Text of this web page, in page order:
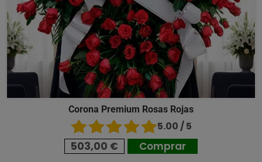
Corona Premium Rosas Rojas
5.00 / 5
503,00 € Comprar